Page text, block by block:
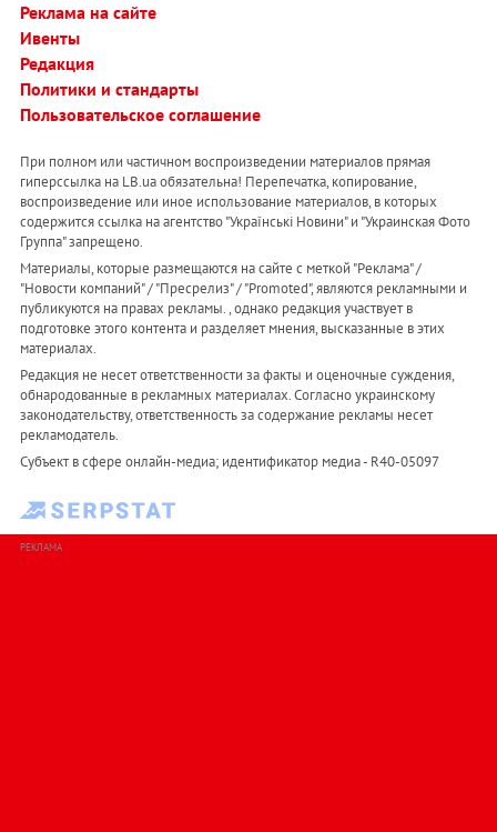
Реклама на сайте
Ивенты
Редакция
Политики и стандарты
Пользовательское соглашение
При полном или частичном воспроизведении материалов прямая
гиперссылка на LB.ua обязательна! Перепечатка, копирование,
воспроизведение или иное использование материалов, в которых
содержится ссылка на агентство "Українськi Новини" и "Украинская Фото
Группа" запрещено.
Материалы, которые размещаются на сайте с меткой "Реклама" /
"Новости компаний" / "Пресрелиз" / "Promoted", являются рекламными и
публикуются на правах рекламы. , однако редакция участвует в
подготовке этого контента и разделяет мнения, высказанные в этих
материалах.
Редакция не несет ответственности за факты и оценочные суждения,
обнародованные в рекламных материалах. Согласно украинскому
законодательству, ответственность за содержание рекламы несет
рекламодатель.
Субъект в сфере онлайн-медиа; идентификатор медиа - R40-05097
РЕКЛАМА